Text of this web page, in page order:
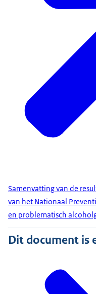
Samenvatting van de
van het Nationaal
en problematisch
Dit document is